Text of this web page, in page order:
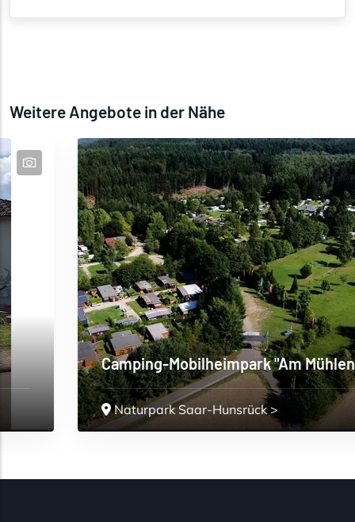
Weitere Angebote in der Nähe
Camping-Mobilheimpark "Am Mühlentei...
Naturpark Saar-Hunsrück>